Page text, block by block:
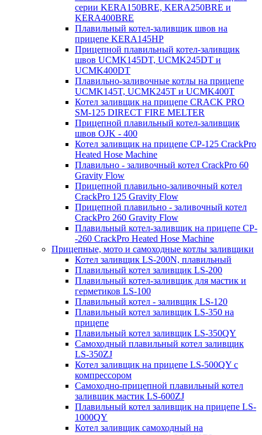
серии KERA150BRE, KERA250BRE и
KERA400BRE
Плавильный котел-заливщик швов на
прицепе KERA145HP
Прицепной плавильный котел-заливщик
швов UCMK145DT, UCMK245DT и
UCMK400DT
Плавильно-заливочные котлы на прицепе
UCMK145T, UCMK245T и UCMK400T
Котел заливщик на прицепе CRACK PRO
SM-125 DIRECT FIRE MELTER
Прицепной плавильный котел-заливщик
швов OJK - 400
Котел заливщик на прицепе CP-125 CrackPro
Heated Hose Machine
Плавильно - заливочный котел CrackPro 60
Gravity Flow
Прицепной плавильно-заливочный котел
CrackPro 125 Gravity Flow
Прицепной плавильно - заливочный котел
CrackPro 260 Gravity Flow
Плавильный котел-заливщик на прицепе CP-
-260 CrackPro Heated Hose Machine
Прицепные, мото и самоходные котлы заливщики
Котел заливщик LS-200N, плавильный
Плавильный котел заливщик LS-200
Плавильный котел-заливщик для мастик и
герметиков LS-100
Плавильный котел - заливщик LS-120
Плавильный котел заливщик LS-350 на
прицепе
Плавильный котел заливщик LS-350QY
Самоходный плавильный котел заливщик
LS-350ZJ
Котел заливщик на прицепе LS-500QY с
компрессором
Самоходно-прицепной плавильный котел
заливщик мастик LS-600ZJ
Плавильный котел заливщик на прицепе LS-
1000QY
Котел заливщик самоходный на